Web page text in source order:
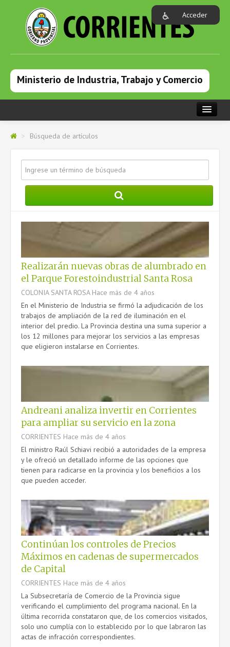
Acceder
Ministerio de Industria, Trabajo y Comercio
ÁREAS
PROGRAMAS
COMUNICACIÓN
LEGISLACIÓN
CONTACTO
> Búsqueda de artículos
Realizarán nuevas obras de alumbrado en
el Parque Forestoindustrial Santa Rosa
COLONIA SANTA ROSA Hace más de 4 años
En el Ministerio de Industria se firmó la adjudicación de los
trabajos de ampliación de la red de iluminación en el
interior del predio. La Provincia destina una suma superior a
los 12 millones para mejorar los servicios a las empresas
que eligieron instalarse en Corrientes.
Andreani analiza invertir en Corrientes
para ampliar su servicio en la zona
CORRIENTES Hace más de 4 años
El ministro Raúl Schiavi recibió a autoridades de la empresa
y le ofreció un detallado informe de las opciones que
tienen para radicarse en la provincia y los beneficios a los
que pueden acceder.
Continúan los controles de Precios
Máximos en cadenas de supermercados
de Capital
CORRIENTES Hace más de 4 años
La Subsecretaría de Comercio de la Provincia sigue
verificando el cumplimiento del programa nacional. En la
última recorrida constataron que, de los comercios visitados,
solo uno cumplía con lo establecido por lo que labraron las
actas de infracción correspondientes.